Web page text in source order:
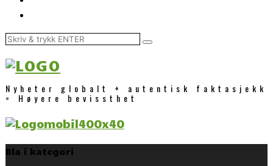
Nyheter globalt + autentisk faktasjekk
= Høyere bevissthet
Bla i kategori